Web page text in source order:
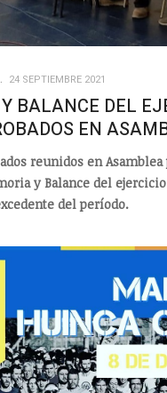
24 SEPTIEMBRE 2021
BALANCE DEL
EN
reunidos en
y Balance del
del período.